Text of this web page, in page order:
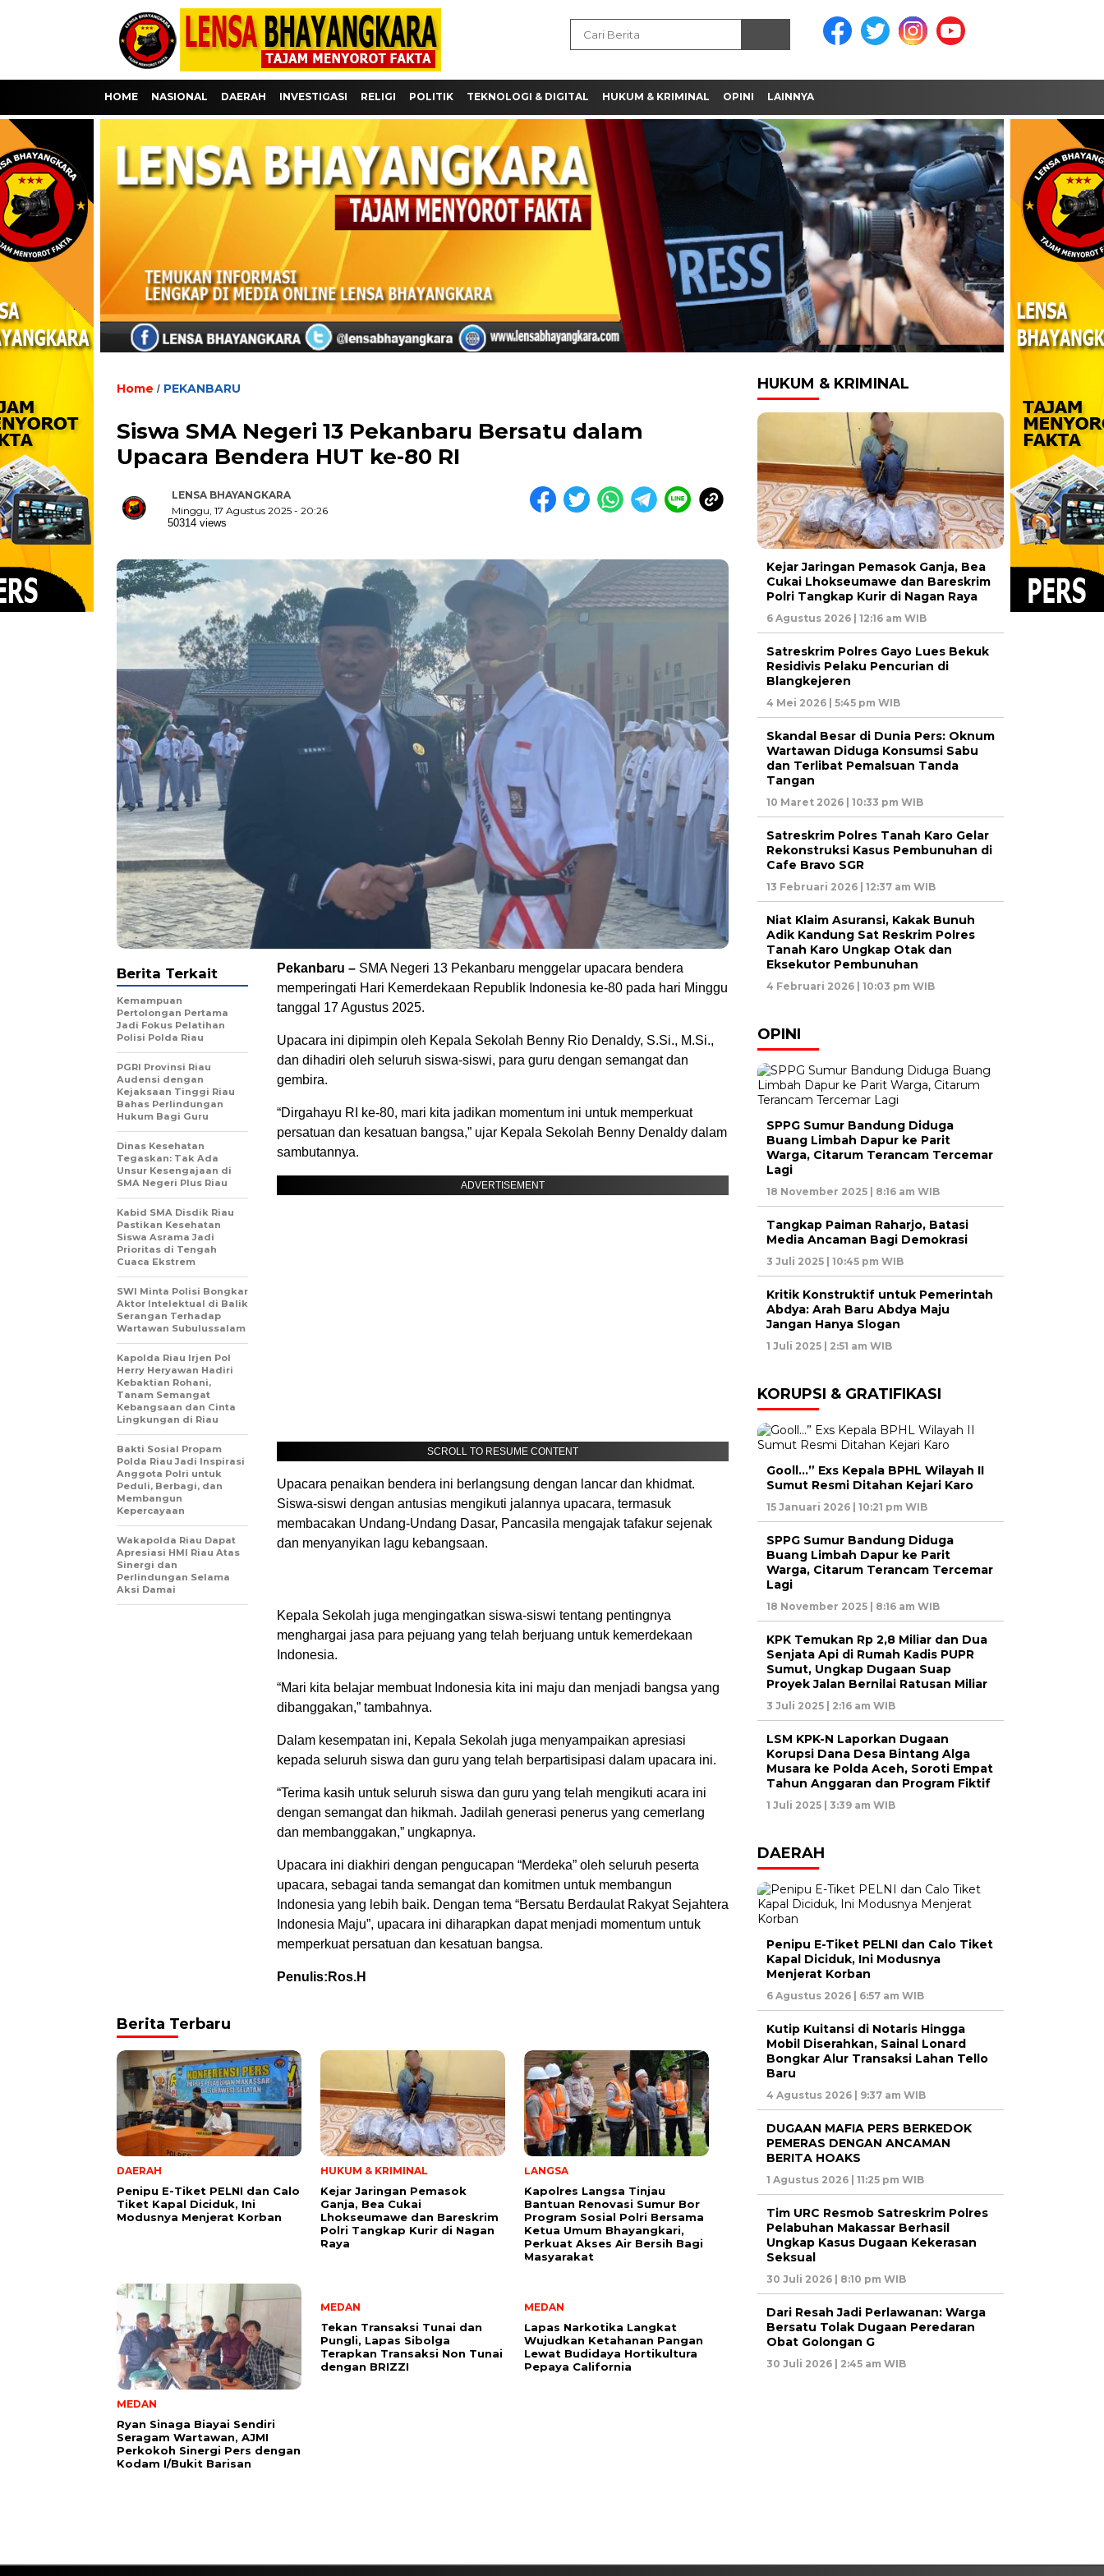
HOME NASIONAL DAERAH INVESTIGASI RELIGI POLITIK TEKNOLOGI & DIGITAL HUKUM & KRIMINAL OPINI LAINNYA
Home / PEKANBARU
Siswa SMA Negeri 13 Pekanbaru Bersatu dalam
Upacara Bendera HUT ke-80 RI
LENSA BHAYANGKARA
Minggu, 17 Agustus 2025 - 20:26
50314 views
Pekanbaru – SMA Negeri 13 Pekanbaru menggelar upacara bendera
memperingati Hari Kemerdekaan Republik Indonesia ke-80 pada hari Minggu
tanggal 17 Agustus 2025.
Upacara ini dipimpin oleh Kepala Sekolah Benny Rio Denaldy, S.Si., M.Si.,
dan dihadiri oleh seluruh siswa-siswi, para guru dengan semangat dan
gembira.
“Dirgahayu RI ke-80, mari kita jadikan momentum ini untuk memperkuat
persatuan dan kesatuan bangsa,” ujar Kepala Sekolah Benny Denaldy dalam
sambutannya.
ADVERTISEMENT
SCROLL TO RESUME CONTENT
Upacara penaikan bendera ini berlangsung dengan lancar dan khidmat.
Siswa-siswi dengan antusias mengikuti jalannya upacara, termasuk
membacakan Undang-Undang Dasar, Pancasila mengajak tafakur sejenak
dan menyanyikan lagu kebangsaan.
Kepala Sekolah juga mengingatkan siswa-siswi tentang pentingnya
menghargai jasa para pejuang yang telah berjuang untuk kemerdekaan
Indonesia.
“Mari kita belajar membuat Indonesia kita ini maju dan menjadi bangsa yang
dibanggakan,” tambahnya.
Dalam kesempatan ini, Kepala Sekolah juga menyampaikan apresiasi
kepada seluruh siswa dan guru yang telah berpartisipasi dalam upacara ini.
“Terima kasih untuk seluruh siswa dan guru yang telah mengikuti acara ini
dengan semangat dan hikmah. Jadilah generasi penerus yang cemerlang
dan membanggakan,” ungkapnya.
Upacara ini diakhiri dengan pengucapan “Merdeka” oleh seluruh peserta
upacara, sebagai tanda semangat dan komitmen untuk membangun
Indonesia yang lebih baik. Dengan tema “Bersatu Berdaulat Rakyat Sejahtera
Indonesia Maju”, upacara ini diharapkan dapat menjadi momentum untuk
memperkuat persatuan dan kesatuan bangsa.
Penulis:Ros.H
Berita Terkait
Kemampuan
Pertolongan Pertama
Jadi Fokus Pelatihan
Polisi Polda Riau
PGRI Provinsi Riau
Audensi dengan
Kejaksaan Tinggi Riau
Bahas Perlindungan
Hukum Bagi Guru
Dinas Kesehatan
Tegaskan: Tak Ada
Unsur Kesengajaan di
SMA Negeri Plus Riau
Kabid SMA Disdik Riau
Pastikan Kesehatan
Siswa Asrama Jadi
Prioritas di Tengah
Cuaca Ekstrem
SWI Minta Polisi Bongkar
Aktor Intelektual di Balik
Serangan Terhadap
Wartawan Subulussalam
Kapolda Riau Irjen Pol
Herry Heryawan Hadiri
Kebaktian Rohani,
Tanam Semangat
Kebangsaan dan Cinta
Lingkungan di Riau
Bakti Sosial Propam
Polda Riau Jadi Inspirasi
Anggota Polri untuk
Peduli, Berbagi, dan
Membangun
Kepercayaan
Wakapolda Riau Dapat
Apresiasi HMI Riau Atas
Sinergi dan
Perlindungan Selama
Aksi Damai
Berita Terbaru
DAERAH
Penipu E-Tiket PELNI dan Calo
Tiket Kapal Diciduk, Ini
Modusnya Menjerat Korban
HUKUM & KRIMINAL
Kejar Jaringan Pemasok
Ganja, Bea Cukai
Lhokseumawe dan Bareskrim
Polri Tangkap Kurir di Nagan
Raya
LANGSA
Kapolres Langsa Tinjau
Bantuan Renovasi Sumur Bor
Program Sosial Polri Bersama
Ketua Umum Bhayangkari,
Perkuat Akses Air Bersih Bagi
Masyarakat
MEDAN
Ryan Sinaga Biayai Sendiri
Seragam Wartawan, AJMI
Perkokoh Sinergi Pers dengan
Kodam I/Bukit Barisan
MEDAN
Tekan Transaksi Tunai dan
Pungli, Lapas Sibolga
Terapkan Transaksi Non Tunai
dengan BRIZZI
MEDAN
Lapas Narkotika Langkat
Wujudkan Ketahanan Pangan
Lewat Budidaya Hortikultura
Pepaya California
HUKUM & KRIMINAL
Kejar Jaringan Pemasok Ganja, Bea
Cukai Lhokseumawe dan Bareskrim
Polri Tangkap Kurir di Nagan Raya
6 Agustus 2026 | 12:16 am WIB
Satreskrim Polres Gayo Lues Bekuk
Residivis Pelaku Pencurian di
Blangkejeren
4 Mei 2026 | 5:45 pm WIB
Skandal Besar di Dunia Pers: Oknum
Wartawan Diduga Konsumsi Sabu
dan Terlibat Pemalsuan Tanda
Tangan
10 Maret 2026 | 10:33 pm WIB
Satreskrim Polres Tanah Karo Gelar
Rekonstruksi Kasus Pembunuhan di
Cafe Bravo SGR
13 Februari 2026 | 12:37 am WIB
Niat Klaim Asuransi, Kakak Bunuh
Adik Kandung Sat Reskrim Polres
Tanah Karo Ungkap Otak dan
Eksekutor Pembunuhan
4 Februari 2026 | 10:03 pm WIB
OPINI
SPPG Sumur Bandung Diduga
Buang Limbah Dapur ke Parit
Warga, Citarum Terancam Tercemar
Lagi
18 November 2025 | 8:16 am WIB
Tangkap Paiman Raharjo, Batasi
Media Ancaman Bagi Demokrasi
3 Juli 2025 | 10:45 pm WIB
Kritik Konstruktif untuk Pemerintah
Abdya: Arah Baru Abdya Maju
Jangan Hanya Slogan
1 Juli 2025 | 2:51 am WIB
KORUPSI & GRATIFIKASI
Gooll…” Exs Kepala BPHL Wilayah II
Sumut Resmi Ditahan Kejari Karo
15 Januari 2026 | 10:21 pm WIB
SPPG Sumur Bandung Diduga
Buang Limbah Dapur ke Parit
Warga, Citarum Terancam Tercemar
Lagi
18 November 2025 | 8:16 am WIB
KPK Temukan Rp 2,8 Miliar dan Dua
Senjata Api di Rumah Kadis PUPR
Sumut, Ungkap Dugaan Suap
Proyek Jalan Bernilai Ratusan Miliar
3 Juli 2025 | 2:16 am WIB
LSM KPK-N Laporkan Dugaan
Korupsi Dana Desa Bintang Alga
Musara ke Polda Aceh, Soroti Empat
Tahun Anggaran dan Program Fiktif
1 Juli 2025 | 3:39 am WIB
DAERAH
Penipu E-Tiket PELNI dan Calo Tiket
Kapal Diciduk, Ini Modusnya
Menjerat Korban
6 Agustus 2026 | 6:57 am WIB
Kutip Kuitansi di Notaris Hingga
Mobil Diserahkan, Sainal Lonard
Bongkar Alur Transaksi Lahan Tello
Baru
4 Agustus 2026 | 9:37 am WIB
DUGAAN MAFIA PERS BERKEDOK
PEMERAS DENGAN ANCAMAN
BERITA HOAKS
1 Agustus 2026 | 11:25 pm WIB
Tim URC Resmob Satreskrim Polres
Pelabuhan Makassar Berhasil
Ungkap Kasus Dugaan Kekerasan
Seksual
30 Juli 2026 | 8:10 pm WIB
Dari Resah Jadi Perlawanan: Warga
Bersatu Tolak Dugaan Peredaran
Obat Golongan G
30 Juli 2026 | 2:45 am WIB